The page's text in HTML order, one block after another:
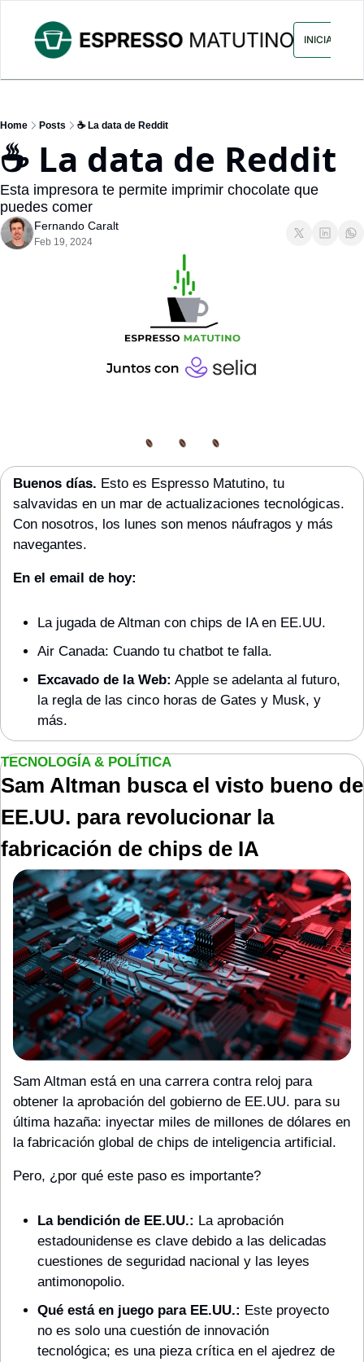
ARCHIVO ANUNCIA CON
INICIAR
Home Posts ☕ La data de Reddit
☕ La data de Reddit
Esta impresora te permite imprimir chocolate que
puedes comer
Fernando Caralt
Feb 19, 2024
Buenos días. Esto es Espresso Matutino, tu
salvavidas en un mar de actualizaciones tecnológicas.
Con nosotros, los lunes son menos náufragos y más
navegantes.
En el email de hoy:
La jugada de Altman con chips de IA en EE.UU.
Air Canada: Cuando tu chatbot te falla.
Excavado de la Web: Apple se adelanta al futuro,
la regla de las cinco horas de Gates y Musk, y
más.
TECNOLOGÍA & POLÍTICA
Sam Altman busca el visto bueno de
EE.UU. para revolucionar la
fabricación de chips de IA
Sam Altman está en una carrera contra reloj para
obtener la aprobación del gobierno de EE.UU. para su
última hazaña: inyectar miles de millones de dólares en
la fabricación global de chips de inteligencia artificial.
Pero, ¿por qué este paso es importante?
La bendición de EE.UU.: La aprobación
estadounidense es clave debido a las delicadas
cuestiones de seguridad nacional y las leyes
antimonopolio.
Qué está en juego para EE.UU.: Este proyecto
no es solo una cuestión de innovación
tecnológica; es una pieza crítica en el ajedrez de